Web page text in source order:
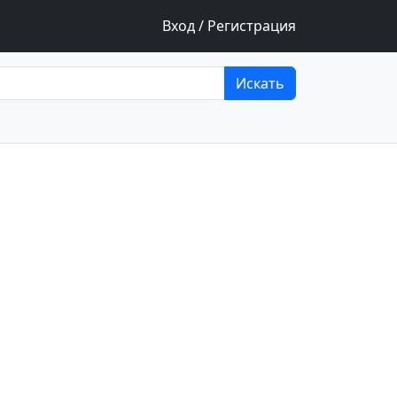
Вход / Регистрация
Искать